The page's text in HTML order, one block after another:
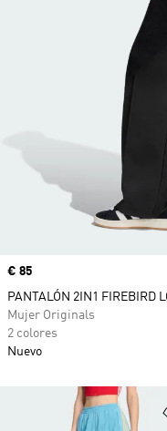
Precio
€ 85
PANTALÓN 2IN1 FIREBIRD
Mujer Originals
2 colores
Nuevo